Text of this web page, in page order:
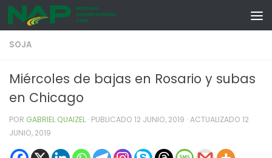
Skip to content
SOJA
Miércoles de bajas en Rosario y subas
en Chicago
POR GABRIEL QUAIZEL · PUBLICADO 12 JUNIO, 2019 · ACTUALIZADO 12
JUNIO, 2019